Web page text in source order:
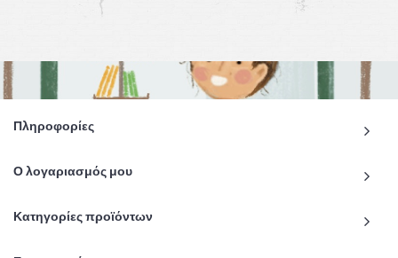
Πληροφορίες
Ο λογαριασμός μου
Κατηγορίες προϊόντων